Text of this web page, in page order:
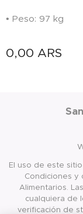
• Peso: 97 kg
0,00 ARS
El uso de este
Condiciones y
Alimentarios.
cualquiera de
verificación de